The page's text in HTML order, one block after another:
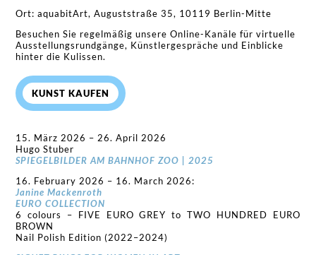
Ort: aquabitArt, Auguststraße 35, 10119 Berlin-Mitte
Besuchen Sie regelmäßig unsere Online-Kanäle für virtuelle
Ausstellungsrundgänge, Künstlergespräche und Einblicke
hinter die Kulissen.
KUNST KAUFEN
15. März 2026 – 26. April 2026
Hugo Stuber
SPIEGELBILDER AM BAHNHOF ZOO | 2025
16. February 2026 – 16. March 2026:
Janine Mackenroth
EURO COLLECTION
6 colours – FIVE EURO GREY to TWO HUNDRED EURO
BROWN
Nail Polish Edition (2022–2024)